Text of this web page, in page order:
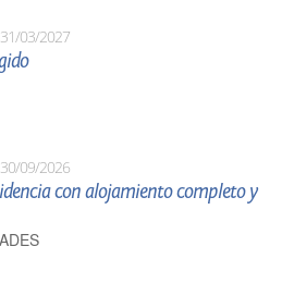
31/03/2027
30/09/2026
con alojamiento completo y